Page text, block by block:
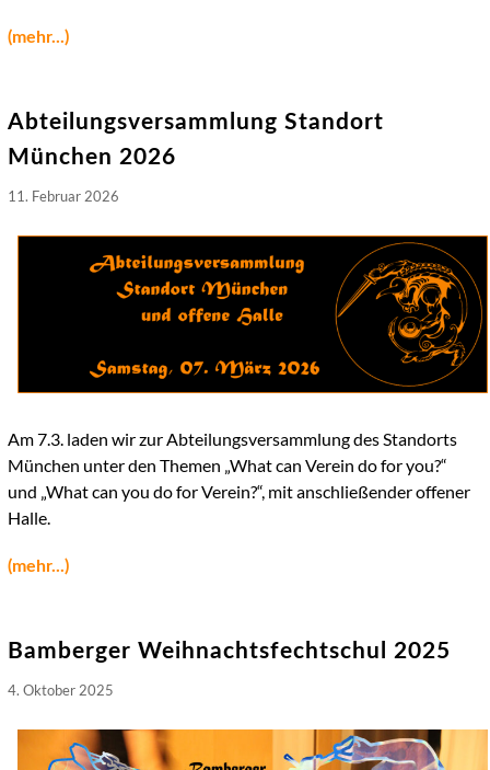
(mehr...)
Abteilungsversammlung Standort
München 2026
11. Februar 2026
Am 7.3. laden wir zur Abteilungsversammlung des Standorts
München unter den Themen „What can Verein do for you?“
und „What can you do for Verein?“, mit anschließender offener
Halle.
(mehr...)
Bamberger Weihnachtsfechtschul 2025
4. Oktober 2025